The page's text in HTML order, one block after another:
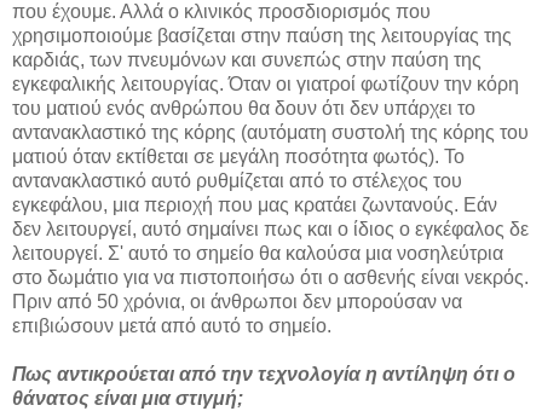
που έχουμε. Αλλά ο κλινικός προσδιορισμός που
χρησιμοποιούμε βασίζεται στην παύση της λειτουργίας της
καρδιάς, των πνευμόνων και συνεπώς στην παύση της
εγκεφαλικής λειτουργίας. Όταν οι γιατροί φωτίζουν την κόρη
του ματιού ενός ανθρώπου θα δουν ότι δεν υπάρχει το
αντανακλαστικό της κόρης (αυτόματη συστολή της κόρης του
ματιού όταν εκτίθεται σε μεγάλη ποσότητα φωτός). Το
αντανακλαστικό αυτό ρυθμίζεται από το στέλεχος του
εγκεφάλου, μια περιοχή που μας κρατάει ζωντανούς. Εάν
δεν λειτουργεί, αυτό σημαίνει πως και ο ίδιος ο εγκέφαλος δε
λειτουργεί. Σ' αυτό το σημείο θα καλούσα μια νοσηλεύτρια
στο δωμάτιο για να πιστοποιήσω ότι ο ασθενής είναι νεκρός.
Πριν από 50 χρόνια, οι άνθρωποι δεν μπορούσαν να
επιβιώσουν μετά από αυτό το σημείο.
Πως αντικρούεται από την τεχνολογία η αντίληψη ότι ο
θάνατος είναι μια στιγμή;